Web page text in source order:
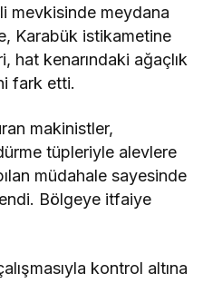
mevkisinde meydana
Karabük istikametine
hat kenarındaki ağaçlık
fark etti.
makinistler,
tüpleriyle alevlere
müdahale sayesinde
Bölgeye itfaiye
kontrol altına